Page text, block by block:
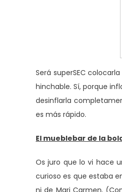
Será superSEC
hinchable. Sí, porque
desinflarla
es más rápido.
El mueblebar de la
Os juro que lo vi hace
curioso es que estaba